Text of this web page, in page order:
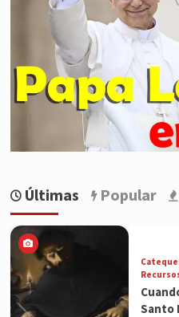
Últimas Popular
Santo